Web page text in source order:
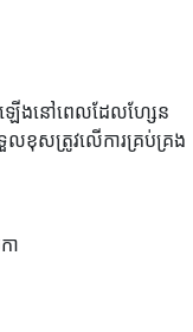
ឡើងនៅពេលដែលហ្សែន
លខុសត្រូវលើការគ្រប់គ្រង
ា